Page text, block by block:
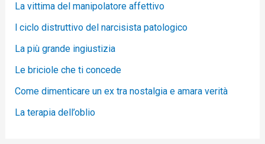
La vittima del manipolatore affettivo
l ciclo distruttivo del narcisista patologico
La più grande ingiustizia
Le briciole che ti concede
Come dimenticare un ex tra nostalgia e amara verità
La terapia dell’oblio